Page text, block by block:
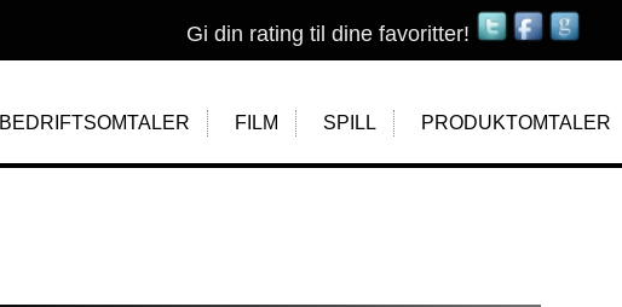
Gi din rating til dine favoritter!
BEDRIFTSOMTALER FILM SPILL PRODUKTOMTALER